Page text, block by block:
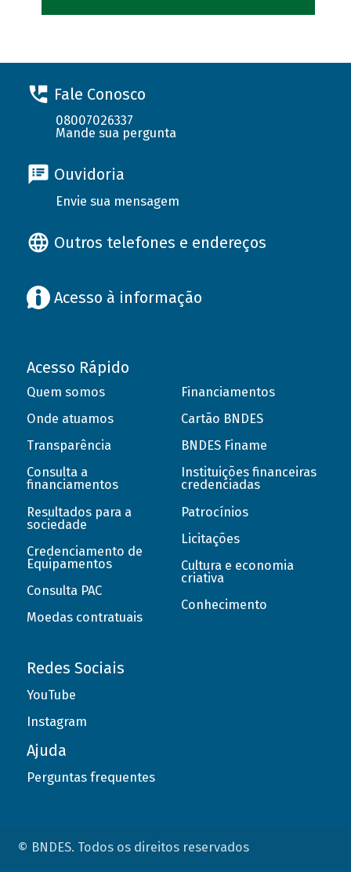
Fale Conosco
08007026337
Mande sua pergunta
Ouvidoria
Envie sua mensagem
Outros telefones e endereços
Acesso à informação
Acesso Rápido
Quem somos
Onde atuamos
Transparência
Consulta a
financiamentos
Resultados para a
sociedade
Credenciamento de
Equipamentos
Consulta PAC
Moedas contratuais
Financiamentos
Cartão BNDES
BNDES Finame
Instituições financeiras
credenciadas
Patrocínios
Licitações
Cultura e economia
criativa
Conhecimento
Redes Sociais
YouTube
Instagram
Ajuda
Perguntas frequentes
© BNDES. Todos os direitos reservados